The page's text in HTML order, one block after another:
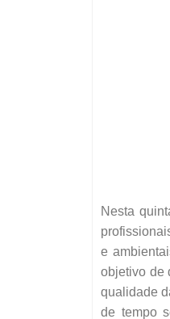
Nesta
e
objetivo de
qualidade
de tempo